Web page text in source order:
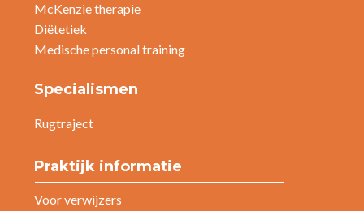
McKenzie therapie
Diëtetiek
Medische personal training
Specialismen
Rugtraject
Praktijk informatie
Voor verwijzers